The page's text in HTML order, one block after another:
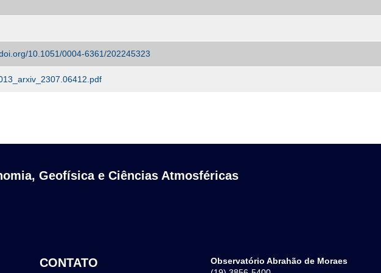
10.1051/0004-6361/202245323
Geofísica e Ciências Atmosféricas
CONTATO
Observatório Abrahão de Moraes